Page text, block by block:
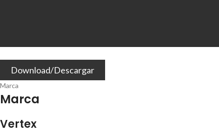
Download/Descargar
Marca
Marca
Vertex